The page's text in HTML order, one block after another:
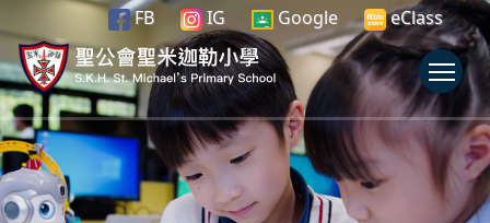
FB IG Google eClass